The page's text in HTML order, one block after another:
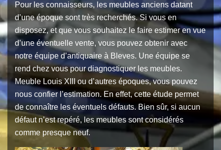
Pour les connaisseurs, les meubles anciens datant
d’une époque sont très recherchés. Si vous en
disposez, et que vous souhaitez le faire estimer en vue
d’une éventuelle vente, vous pouvez obtenir avec
notre équipe d’antiquaire à Bleves. Une équipe se
rend chez vous pour diagnostiquer les meubles.
Meuble Louis XIII ou d’autres époques, vous pouvez
nous confier l’estimation. En effet, cette étude permet
de connaître les éventuels défauts. Bien sûr, si aucun
défaut n’est repéré, les meubles sont considérés
comme presque neuf.